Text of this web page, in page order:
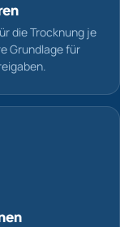
die Trocknung je
Grundlage für